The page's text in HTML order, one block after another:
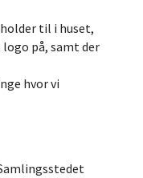
til i huset,
på, samt der
hvor vi